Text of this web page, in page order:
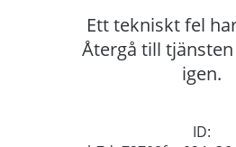
Ett tekniskt fel
Återgå till
igen.
ID: